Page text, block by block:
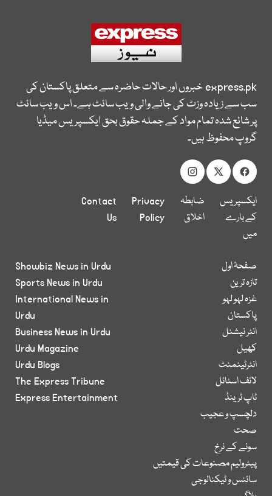
express.pkخبروں اور حالات حاضرہ سے متعلق پاکستان کی
سب سے زیادہ وزٹ کی جانے والی ویب سائٹ ہے۔ اس ویب سائٹ
پر شائع شدہ تمام مواد کے جملہ حقوق بحق ایکسپریس میڈیا
گروپ محفوظ ہیں۔
ایکسپریس
کے بارے
میں
ضابطہ
اخلاق
Privacy
Policy
Contact
Us
صفحۂ اول
تازہ ترین
غزہ لہو لہو
پاکستان
انٹر نیشنل
کھیل
انٹرٹینمنٹ
لائف اسٹائل
ٹاپ ٹرینڈ
دلچسپ و عجیب
صحت
سونے کے نرخ
پیٹرولیم مصنوعات کی قیمتیں
سائنس و ٹیکنالوجی
Showbiz News in Urdu
Sports News in Urdu
International News in
Urdu
Business News in Urdu
Urdu Magazine
Urdu Blogs
The Express Tribune
Express Entertainment